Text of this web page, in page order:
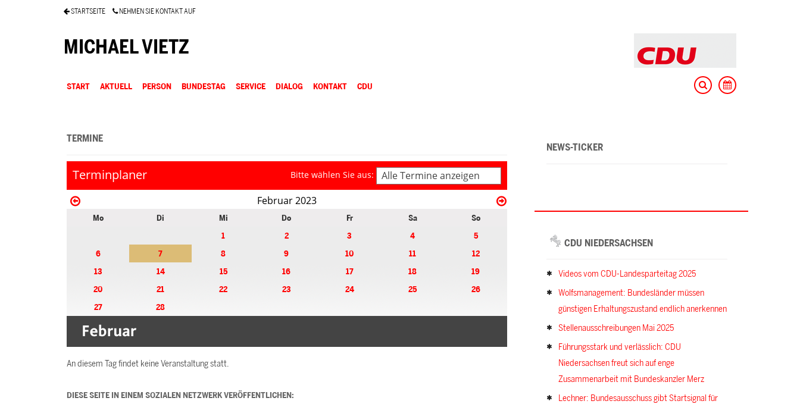
STARTSEITE NEHMEN SIE KONTAKT AUF
MICHAEL VIETZ
START AKTUELL PERSON BUNDESTAG SERVICE DIALOG KONTAKT CDU
TERMINE
Terminplaner Bitte wählen Sie aus:
Alle Termine anzeigen
Februar 2023
Mo Di Mi Do Fr Sa
So
1
2 3 4
5
6
7 8 9 10 11
12
13
14 15 16 17 18
19
20
21 22 23 24 25
26
27
28
An diesem Tag findet keine Veranstaltung statt.
DIESE SEITE IN EINEM SOZIALEN NETZWERK VERÖFFENTLICHEN:
NEWS-TICKER
CDU NIEDERSACHSEN
Videos vom CDU-Landesparteitag 2025
Wolfsmanagement: Bundesländer müssen
günstigen Erhaltungszustand endlich anerkennen
Stellenausschreibungen Mai 2025
Führungsstark und verlässlich: CDU
Niedersachsen freut sich auf enge
Zusammenarbeit mit Bundeskanzler Merz
Lechner: Bundesausschuss gibt Startsignal für